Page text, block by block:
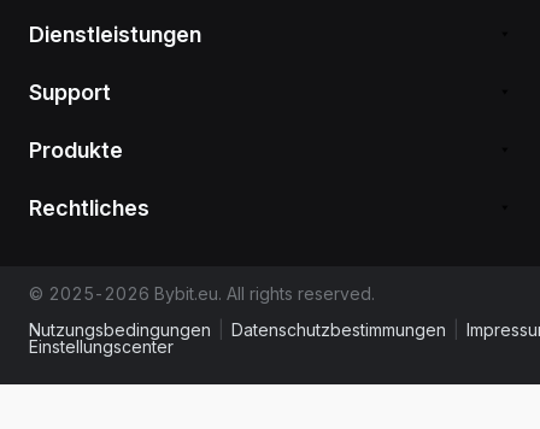
Dienstleistungen
Support
Produkte
Rechtliches
© 2025-2026 Bybit.eu. All rights reserved.
Nutzungsbedingungen
Datenschutzbestimmungen
Einstellungscenter